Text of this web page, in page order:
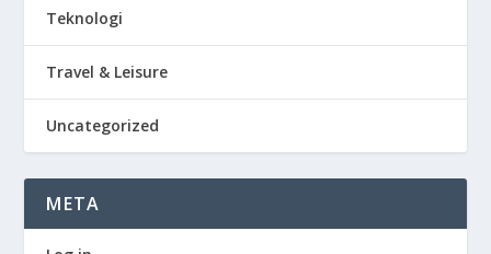
Teknologi
Travel & Leisure
Uncategorized
META